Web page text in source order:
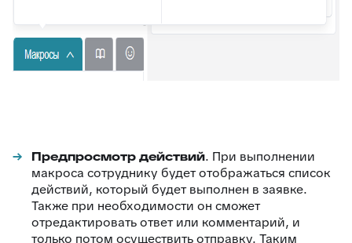
Предпросмотр действий. При выполнении
макроса сотруднику будет отображаться список
действий, который будет выполнен в заявке.
Также при необходимости он сможет
отредактировать ответ или комментарий, и
только потом осуществить отправку. Таким